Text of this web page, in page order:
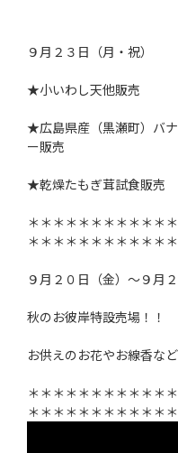
９月２３日（月・祝）
★小いわし天他販売
★広島県産（黒瀬町）バ
ー販売
★乾燥たもぎ茸試食販売
＊＊＊＊＊＊＊＊＊＊＊
＊＊＊＊＊＊＊＊＊＊＊＊
９月２０日（金）～９月
秋のお彼岸特設売場！！
お供えのお花やお線香な
＊＊＊＊＊＊＊＊＊＊＊
＊＊＊＊＊＊＊＊＊＊＊＊